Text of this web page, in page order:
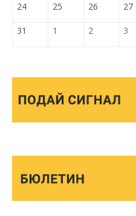
24 25 26 27
31 1 2 3